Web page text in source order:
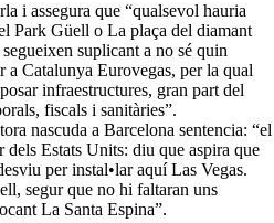
i assegura que “qualsevol hauria
Park Güell o La plaça del diamant
suplicant a no sé quin
a Catalunya Eurovegas, per la qual
infraestructures, gran part del
fiscals i sanitàries”.
nascuda a Barcelona sentencia: “el
Estats Units: diu que aspira que
per instal•lar aquí Las Vegas.
segur que no hi faltaran uns
La Santa Espina”.